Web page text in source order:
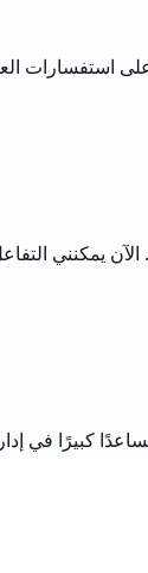
استفسارات
الآن يمكنني
كبيرًا في